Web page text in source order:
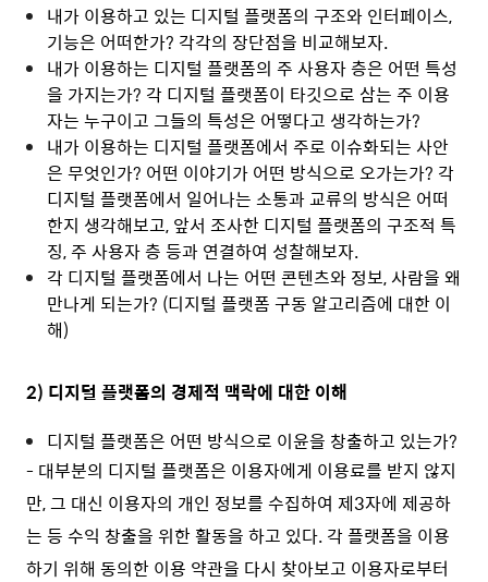
내가 이용하고 있는 디지털 플랫폼의 구조와 인터페이스,
기능은 어떠한가? 각각의 장단점을 비교해보자.
내가 이용하는 디지털 플랫폼의 주 사용자 층은 어떤 특성
을 가지는가? 각 디지털 플랫폼이 타깃으로 삼는 주 이용
자는 누구이고 그들의 특성은 어떻다고 생각하는가?
내가 이용하는 디지털 플랫폼에서 주로 이슈화되는 사안
은 무엇인가? 어떤 이야기가 어떤 방식으로 오가는가? 각
디지털 플랫폼에서 일어나는 소통과 교류의 방식은 어떠
한지 생각해보고, 앞서 조사한 디지털 플랫폼의 구조적 특
징, 주 사용자 층 등과 연결하여 성찰해보자.
각 디지털 플랫폼에서 나는 어떤 콘텐츠와 정보, 사람을 왜
만나게 되는가? (디지털 플랫폼 구동 알고리즘에 대한 이
해)
2) 디지털 플랫폼의 경제적 맥락에 대한 이해
디지털 플랫폼은 어떤 방식으로 이윤을 창출하고 있는가?
- 대부분의 디지털 플랫폼은 이용자에게 이용료를 받지 않지
만, 그 대신 이용자의 개인 정보를 수집하여 제3자에 제공하
는 등 수익 창출을 위한 활동을 하고 있다. 각 플랫폼을 이용
하기 위해 동의한 이용 약관을 다시 찾아보고 이용자로부터